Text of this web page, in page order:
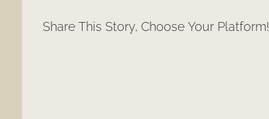
Share This Story, Choose Your Platform!